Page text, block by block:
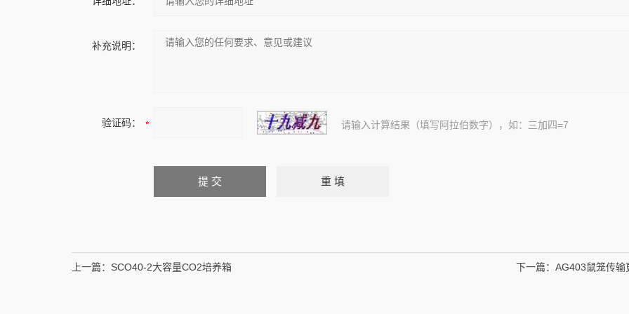
补充说明：
验证码： 请输入计算结果（填写阿拉伯数字），如：三加四=7
上一篇： SCO40-2大容量CO2培养箱 下一篇： AG403鼠笼传输